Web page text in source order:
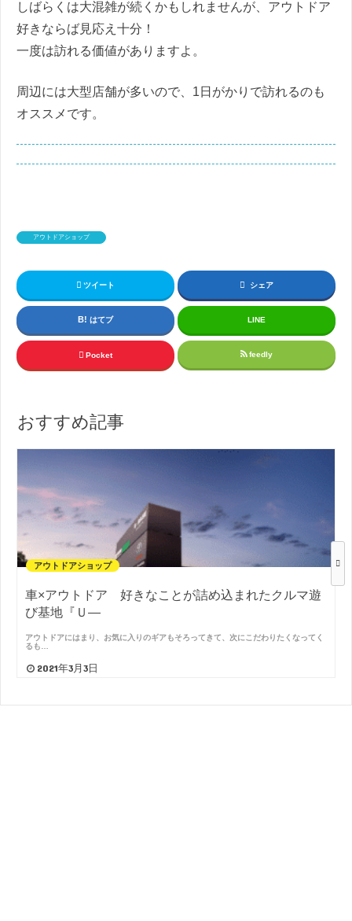
しばらくは大混雑が続くかもしれませんが、アウトドア
好きならば見応え十分！
一度は訪れる価値がありますよ。
周辺には大型店舗が多いので、1日がかりで訪れるのも
オススメです。
アウトドアショップ
ツイート シェア
はてブ LINE
Pocket feedly
おすすめ記事
アウトドアショップ
車×アウトドア 好きなことが詰め込まれたクルマ遊
び基地『Ｕ―
アウトドアにはまり、お気に入りのギアもそろってきて、次にこだわりたくなってく
るも…
2021年3月3日